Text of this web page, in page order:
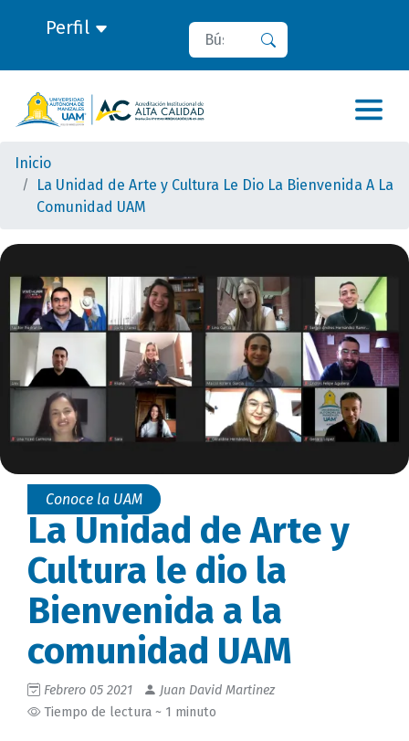
Perfil Buscar
Inicio
La Unidad de Arte y Cultura Le Dio La Bienvenida A La
Comunidad UAM
Conoce la UAM
La Unidad de Arte y
Cultura le dio la
Bienvenida a la
comunidad UAM
Febrero 05 2021
Juan David Martinez
Tiempo de lectura ~ 1 minuto